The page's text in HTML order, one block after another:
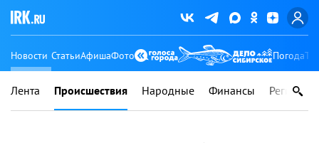
Новости СтатьиАфишаФото Погода
Лента Происшествия Народные Финансы Регионы